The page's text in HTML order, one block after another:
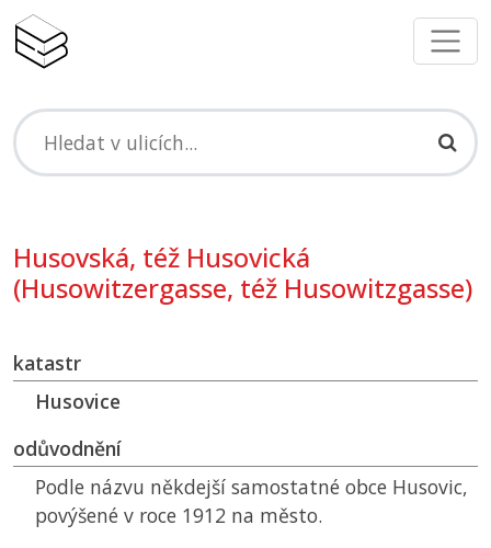
Husovská, též Husovická
(Husowitzergasse, též Husowitzgasse)
katastr
Husovice
odůvodnění
Podle názvu někdejší samostatné obce Husovic,
povýšené v roce 1912 na město.